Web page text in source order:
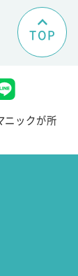
TOP
ニックが所